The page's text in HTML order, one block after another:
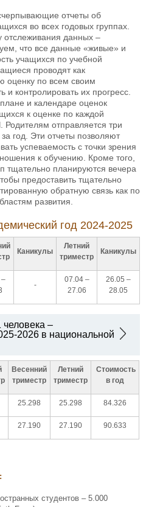
отчеты об
во всех годовых группах.
отслеживания данных –
что все данные «живые» и
учащихся по учебной
проводят как
оценку по всем своим
контролировать их прогресс.
и календаре оценок
к оценке по каждой
отправляется три
год. Эти отчеты позволяют
успеваемость с точки зрения
к обучению. Кроме того,
тщательно планируются вечера
предоставить тщательно
обратную связь как по
развития.
год 2024-2025
Каникулы
Летний
триместр
Каникулы
-
07.04 –
27.06
26.05 –
28.05
человека –
2026 в национальной
Весенний
триместр
Летний
триместр
Стоимость
в год
25.298 25.298 84.326
27.190 27.190 90.633
студентов – 5.000